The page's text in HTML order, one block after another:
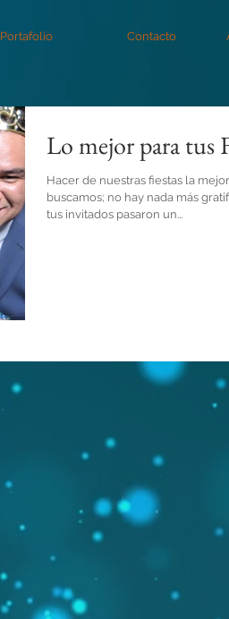
Portafolio Contacto
Lo mejor para tus
Hacer de nuestras fiestas la
buscamos; no hay nada más
tus invitados pasaron un...